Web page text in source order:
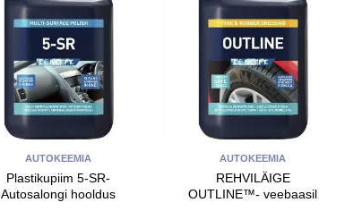
AUTOKEEMIA
Plastikupiim 5-SR-
Autosalongi hooldus
Valikud
saab
teha
toote
AUTOKEEMIA
REHVILÄIGE
OUTLINE™- veebaasil
Valikud
saab
teha
toote